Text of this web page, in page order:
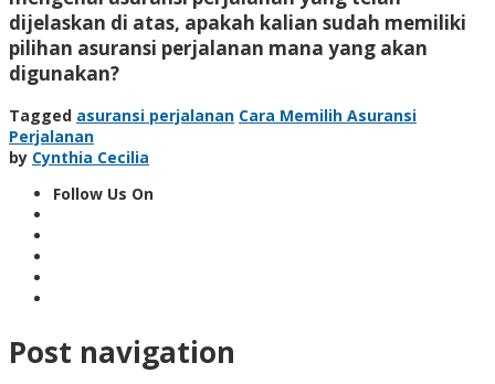
dijelaskan di atas, apakah kalian sudah memiliki
pilihan asuransi perjalanan mana yang akan
digunakan?
Tagged asuransi perjalanan Cara Memilih Asuransi
Perjalanan
by Cynthia Cecilia
Follow Us On
Post navigation